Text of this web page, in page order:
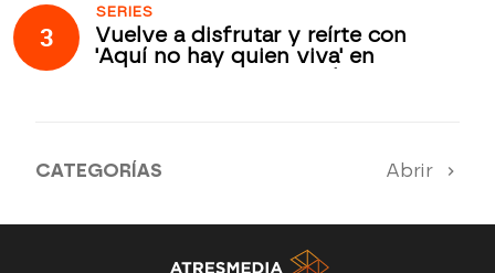
3
SERIES
Vuelve a disfrutar y reírte con
'Aquí no hay quien viva' en
CATEGORÍAS Abrir
SERIES 100% EN ESPAÑOL ESTRENOS